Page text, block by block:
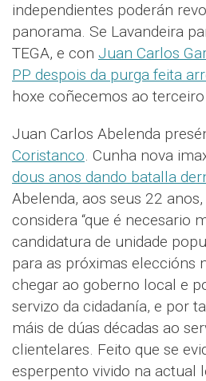
independientes poderán
panorama. Se Lavandeira
TEGA, e con Juan Carlos
PP despois da purga feita
hoxe coñecemos ao
Juan Carlos Abelenda
Coristanco. Cunha nova
dous anos dando batalla
Abelenda, aos seus 22
considera “que é necesario
candidatura de unidade
para as próximas eleccións
chegar ao goberno local e
servizo da cidadanía, e por
máis de dúas décadas ao
clientelares. Feito que se
esperpento vivido na actual